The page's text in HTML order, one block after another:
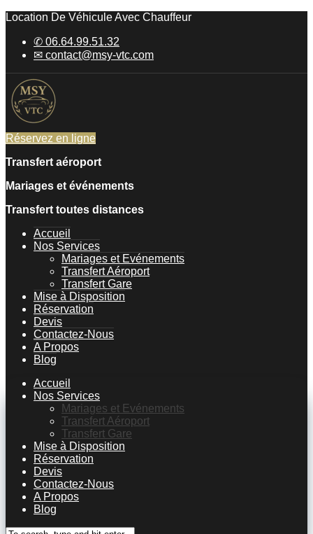
Location De Véhicule Avec Chauffeur
✆ 06.64.99.51.32
✉ contact@msy-vtc.com
Réservez en ligne
Transfert aéroport
Mariages et événements
Transfert toutes distances
Accueil
Nos Services
Mariages et Evénements
Transfert Aéroport
Transfert Gare
Mise à Disposition
Réservation
Devis
Contactez-Nous
A Propos
Blog
Accueil
Nos Services
Mariages et Evénements
Transfert Aéroport
Transfert Gare
Mise à Disposition
Réservation
Devis
Contactez-Nous
A Propos
Blog